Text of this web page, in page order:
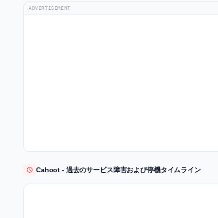
ADVERTISEMENT
Cahoot - 過去のサービス障害および停機タイムライン